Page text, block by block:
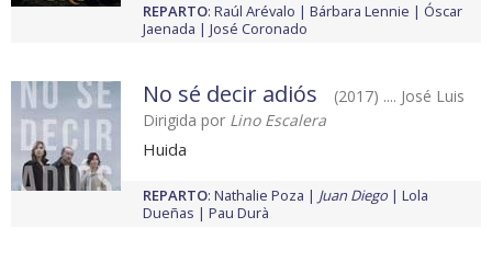
REPARTO: Raúl Arévalo Bárbara Lennie
Óscar
Jaenada
José Coronado
No sé decir adiós
(2017) .... José Luis
Dirigida por Lino Escalera
Huida
REPARTO: Nathalie Poza Juan Diego
Lola
Dueñas
Pau Durà